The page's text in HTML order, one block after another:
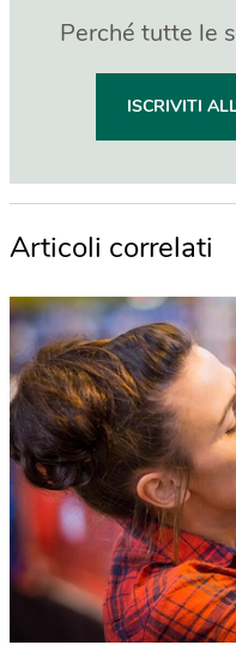
Perché tutte le
ISCRIVITI
Articoli correlati